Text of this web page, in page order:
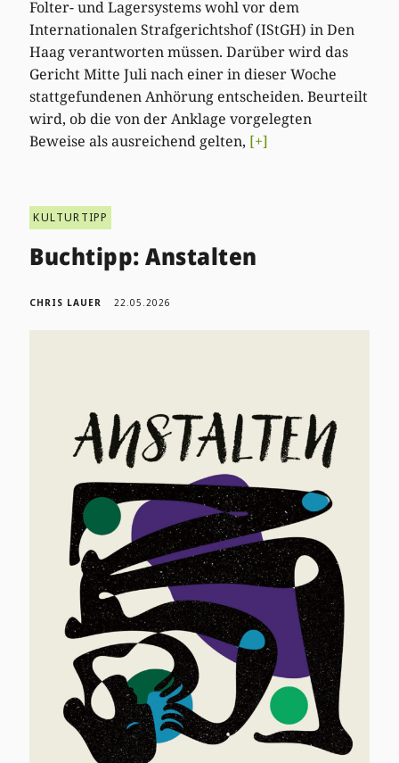
Folter- und Lagersystems wohl vor dem
Internationalen Strafgerichtshof (IStGH) in Den
Haag verantworten müssen. Darüber wird das
Gericht Mitte Juli nach einer in dieser Woche
stattgefundenen Anhörung entscheiden. Beurteilt
wird, ob die von der Anklage vorgelegten
Beweise als ausreichend gelten, [+]
KULTURTIPP
Buchtipp: Anstalten
CHRIS LAUER 22.05.2026